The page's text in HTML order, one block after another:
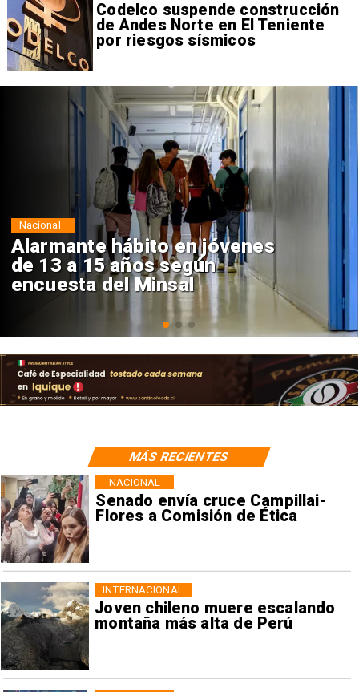
Codelco suspende construcción
de Andes Norte en El Teniente
por riesgos sísmicos
Aprueban creación del Parque
Sebastián Piñera con inversión
de $4 mil millones
Regiones
Senado envía cruce Campillai-
Flores a Comisión de Ética
NACIONAL
Joven chileno muere escalando
montaña más alta de Perú
INTERNACIONAL
MÁS RECIENTES